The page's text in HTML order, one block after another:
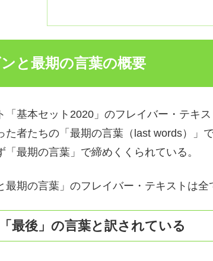
ンと最期の言葉の概要
「基本セット2020」のフレイバー・テキ
た者たちの「最期の言葉（last words）」
「最期の言葉」で締めくくられている。
最期の言葉」のフレイバー・テキストは
最後」の言葉と訳されている